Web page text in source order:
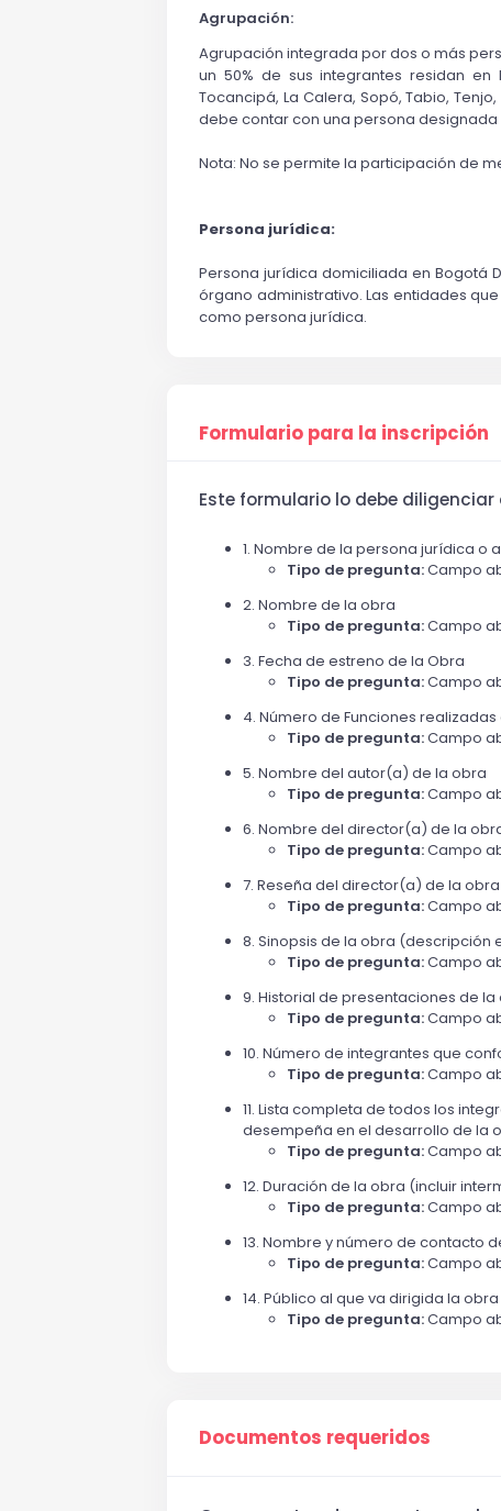
Agrupación:
Agrupación integrada por dos o más
un 50% de sus integrantes residan en
Tocancipá, La Calera, Sopó, Tabio,
debe contar con una persona
Nota: No se permite la participación de
Persona jurídica:
Persona jurídica domiciliada en Bogotá
órgano administrativo. Las entidades
como persona jurídica.
Formulario para la inscripción
Este formulario lo debe
1. Nombre de la persona jurídica o
Tipo de pregunta:Campo
2. Nombre de la obra
Tipo de pregunta:Campo
3. Fecha de estreno de la Obra
Tipo de pregunta:Campo
4. Número de Funciones
Tipo de pregunta:Campo
5. Nombre del autor(a) de la obra
Tipo de pregunta:Campo
6. Nombre del director(a) de la
Tipo de pregunta:Campo
7. Reseña del director(a) de la
Tipo de pregunta:Campo
8. Sinopsis de la obra (descripción
Tipo de pregunta:Campo
9. Historial de presentaciones de
Tipo de pregunta:Campo
10. Número de integrantes que
Tipo de pregunta:Campo
11. Lista completa de todos los
desempeña en el desarrollo de la
Tipo de pregunta:Campo
12. Duración de la obra (incluir
Tipo de pregunta:Campo
13. Nombre y número de contacto
Tipo de pregunta:Campo
14. Público al que va dirigida la obra
Tipo de pregunta:Campo
Documentos requeridos